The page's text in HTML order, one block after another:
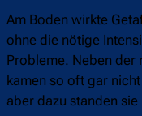
Am Boden wirkte
ohne die nötige
Probleme. Neben der
kamen so oft gar
aber dazu standen